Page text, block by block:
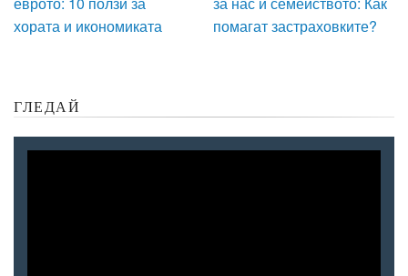
хората и икономиката
помагат застраховките?
ГЛЕДАЙ